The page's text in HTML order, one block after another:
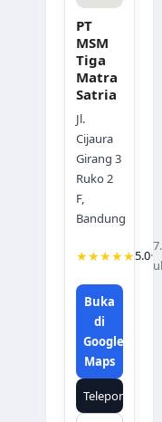
PT
MSM
Tiga
Matra
Satria
Jl.
Cijaura
Girang 3
Ruko 2
F,
Bandung
★★★★★5.0·
Buka
di
Google
Maps
Telepon